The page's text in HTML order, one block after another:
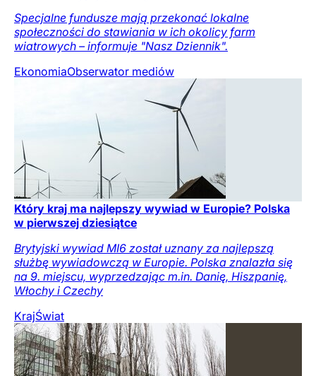
Specjalne fundusze mają przekonać lokalne
społeczności do stawiania w ich okolicy farm
wiatrowych – informuje "Nasz Dziennik".
EkonomiaObserwator mediów
Który kraj ma najlepszy wywiad w Europie? Polska
w pierwszej dziesiątce
Brytyjski wywiad MI6 został uznany za najlepszą
służbę wywiadowczą w Europie. Polska znalazła się
na 9. miejscu, wyprzedzając m.in. Danię, Hiszpanię,
Włochy i Czechy
KrajŚwiat